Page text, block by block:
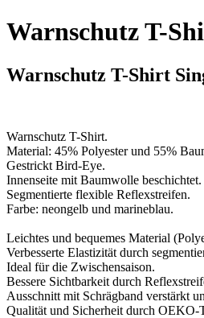
Warnschutz T-
Warnschutz T-Shirt
Warnschutz T-Shirt.
Material: 45% Polyester und 55%
Gestrickt Bird-Eye.
Innenseite mit Baumwolle beschichtet.
Segmentierte flexible Reflexstreifen.
Farbe: neongelb und marineblau.
Leichtes und bequemes Material
Verbesserte Elastizität durch
Ideal für die Zwischensaison.
Bessere Sichtbarkeit durch
Ausschnitt mit Schrägband verstärkt
Qualität und Sicherheit durch